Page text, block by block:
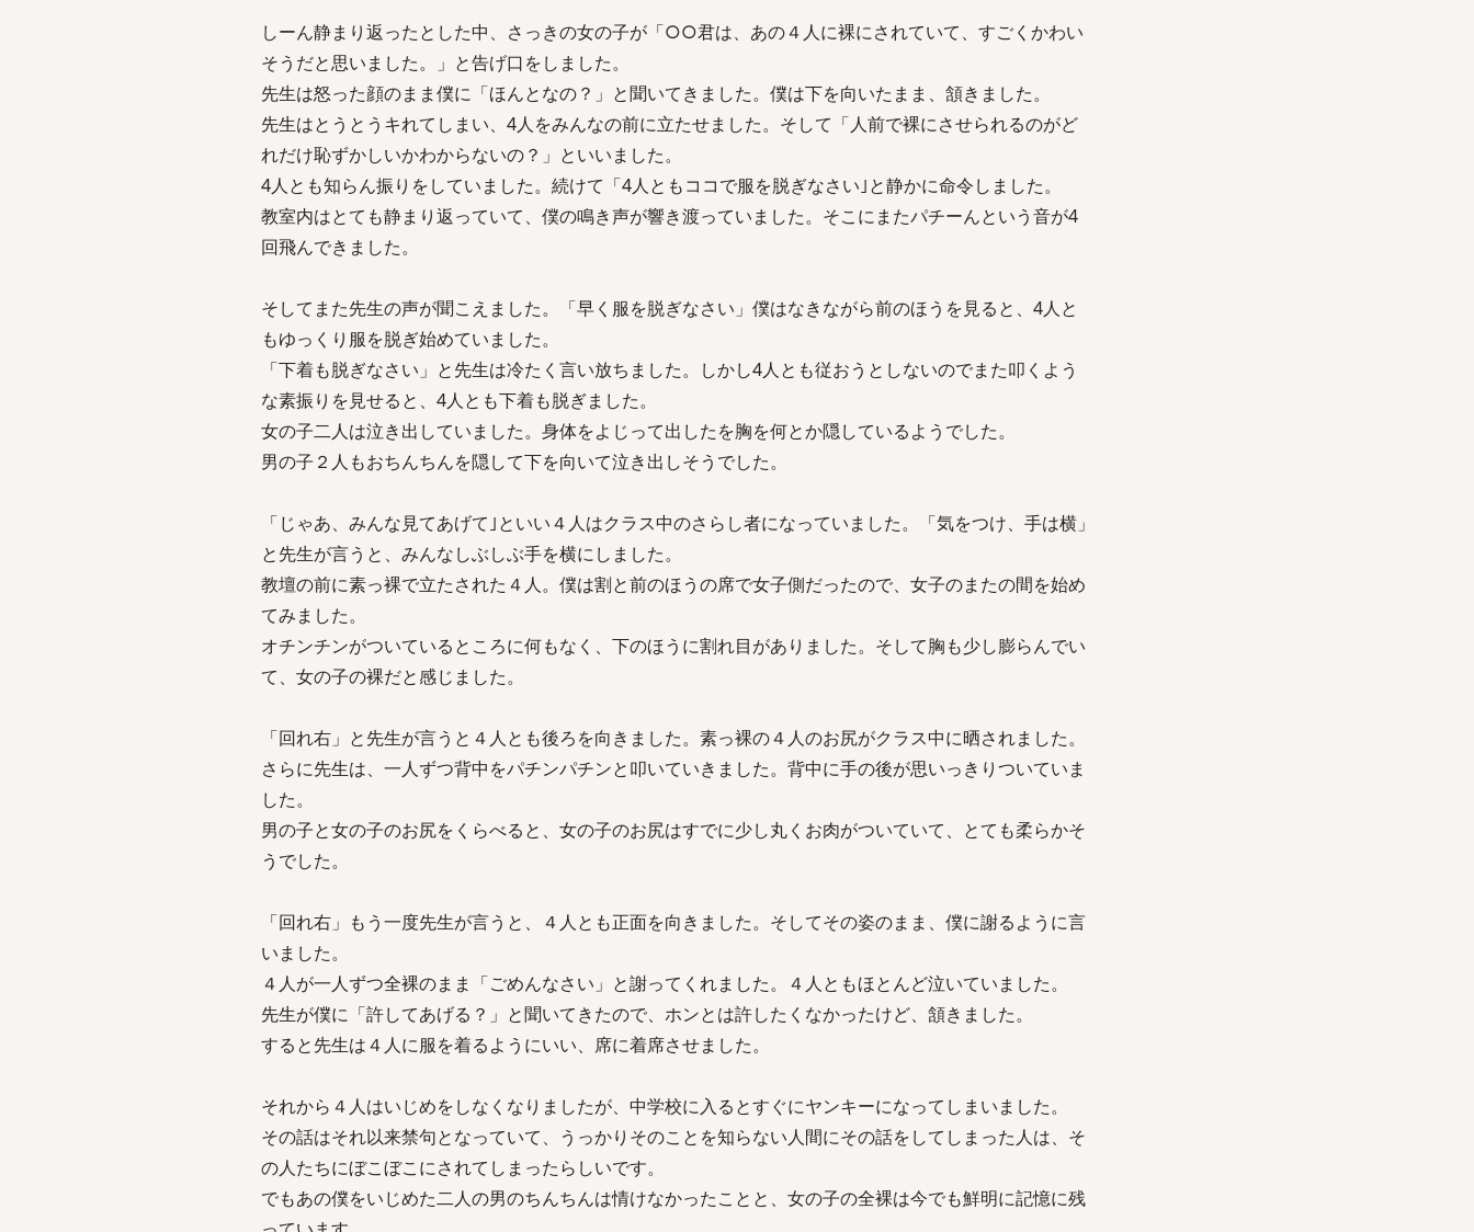
しーん静まり返ったとした中、さっきの女の子が「○○君は、あの４人に裸にされていて、すごくかわい
そうだと思いました。」と告げ口をしました。
先生は怒った顔のまま僕に「ほんとなの？」と聞いてきました。僕は下を向いたまま、頷きました。
先生はとうとうキれてしまい、4人をみんなの前に立たせました。そして「人前で裸にさせられるのがど
れだけ恥ずかしいかわからないの？」といいました。
4人とも知らん振りをしていました。続けて「4人ともココで服を脱ぎなさい｣と静かに命令しました。
教室内はとても静まり返っていて、僕の鳴き声が響き渡っていました。そこにまたパチーんという音が4
回飛んできました。
そしてまた先生の声が聞こえました。「早く服を脱ぎなさい」僕はなきながら前のほうを見ると、4人と
もゆっくり服を脱ぎ始めていました。
「下着も脱ぎなさい」と先生は冷たく言い放ちました。しかし4人とも従おうとしないのでまた叩くよう
な素振りを見せると、4人とも下着も脱ぎました。
女の子二人は泣き出していました。身体をよじって出したを胸を何とか隠しているようでした。
男の子２人もおちんちんを隠して下を向いて泣き出しそうでした。
「じゃあ、みんな見てあげて｣といい４人はクラス中のさらし者になっていました。「気をつけ、手は横」
と先生が言うと、みんなしぶしぶ手を横にしました。
教壇の前に素っ裸で立たされた４人。僕は割と前のほうの席で女子側だったので、女子のまたの間を始め
てみました。
オチンチンがついているところに何もなく、下のほうに割れ目がありました。そして胸も少し膨らんでい
て、女の子の裸だと感じました。
「回れ右」と先生が言うと４人とも後ろを向きました。素っ裸の４人のお尻がクラス中に晒されました。
さらに先生は、一人ずつ背中をパチンパチンと叩いていきました。背中に手の後が思いっきりついていま
した。
男の子と女の子のお尻をくらべると、女の子のお尻はすでに少し丸くお肉がついていて、とても柔らかそ
うでした。
「回れ右」もう一度先生が言うと、４人とも正面を向きました。そしてその姿のまま、僕に謝るように言
いました。
４人が一人ずつ全裸のまま「ごめんなさい」と謝ってくれました。４人ともほとんど泣いていました。
先生が僕に「許してあげる？」と聞いてきたので、ホンとは許したくなかったけど、頷きました。
すると先生は４人に服を着るようにいい、席に着席させました。
それから４人はいじめをしなくなりましたが、中学校に入るとすぐにヤンキーになってしまいました。
その話はそれ以来禁句となっていて、うっかりそのことを知らない人間にその話をしてしまった人は、そ
の人たちにぼこぼこにされてしまったらしいです。
でもあの僕をいじめた二人の男のちんちんは情けなかったことと、女の子の全裸は今でも鮮明に記憶に残